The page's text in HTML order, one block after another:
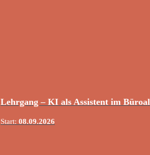
Lehrgang – KI als Assistent im
Start: 08.09.2026